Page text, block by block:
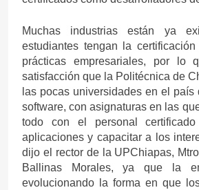
Muchas industrias están ya
estudiantes tengan la
prácticas empresariales, por lo
satisfacción que la Politécnica de
las pocas universidades en el país
software, con asignaturas en las
todo con el personal
aplicaciones y capacitar a los
dijo el rector de la UPChiapas,
Ballinas Morales, ya que la
evolucionando la forma en que